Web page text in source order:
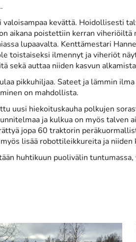
kevättä. Hoidollisesti
aikana poistettiin kerran
lupaavalta. Kenttämestari
toistaiseksi ilmennyt ja viheriöt
sekä auttaa niiden kasvun
pikkuhiljaa. Sateet ja lämmin
on mahdollista.
uusi hiekoituskauha polkujen
ja kulkua on myös
jopa 60 traktorin
lisää robottileikkureita ja
huhtikuun puolivälin